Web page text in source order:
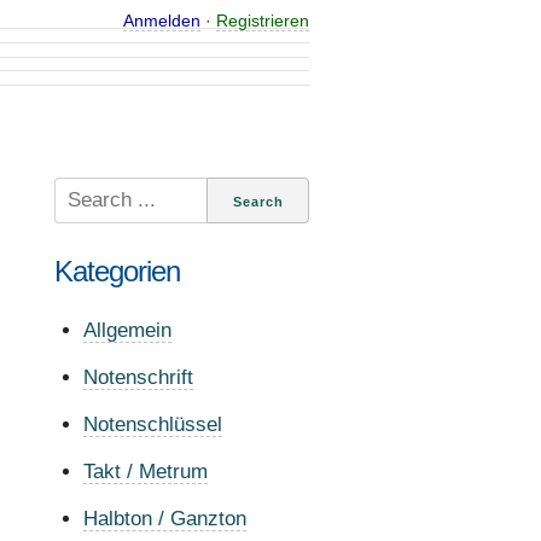
Anmelden · Registrieren
Search
for:
Kategorien
Allgemein
Notenschrift
Notenschlüssel
Takt / Metrum
Halbton / Ganzton